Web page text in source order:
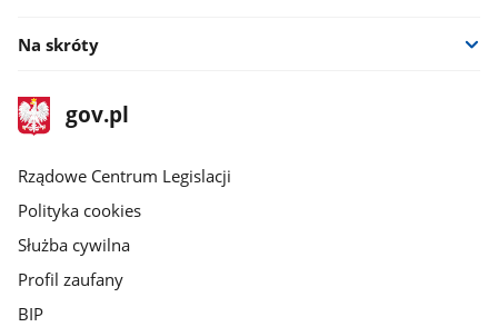
Na skróty
stopka
gov.plStrona
gov.pl
Rządowe Centrum Legislacji
Polityka cookies
Służba cywilna
Profil zaufany
BIP